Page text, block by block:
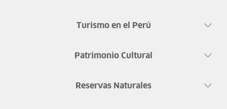
Turismo en el Perú
Patrimonio Cultural
Reservas Naturales